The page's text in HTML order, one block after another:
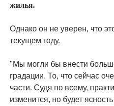
жилья.
Однако он не уверен, что
текущем году.
"Мы могли бы внести
градации. То, что сейчас
части. Судя по всему,
изменится, но будет